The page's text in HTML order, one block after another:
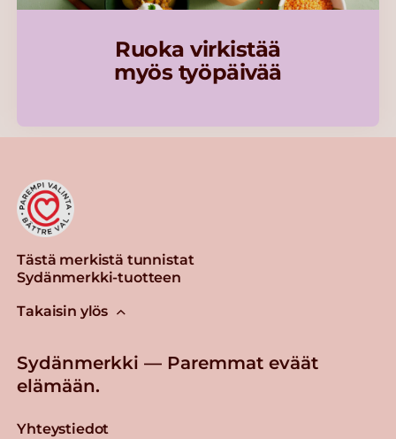
Ruoka virkistää
myös työpäivää
Tästä merkistä tunnistat
Sydänmerkki-tuotteen
Takaisin ylös
Sydänmerkki — Paremmat eväät
elämään.
Yhteystiedot